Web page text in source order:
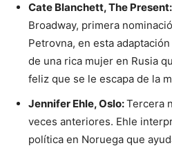
Cate Blanchett, The Present:
Broadway, primera
Petrovna, en esta
de una rica mujer en Rusia
feliz que se le escapa de la
Jennifer Ehle, Oslo:Tercera
veces anteriores. Ehle
política en Noruega que